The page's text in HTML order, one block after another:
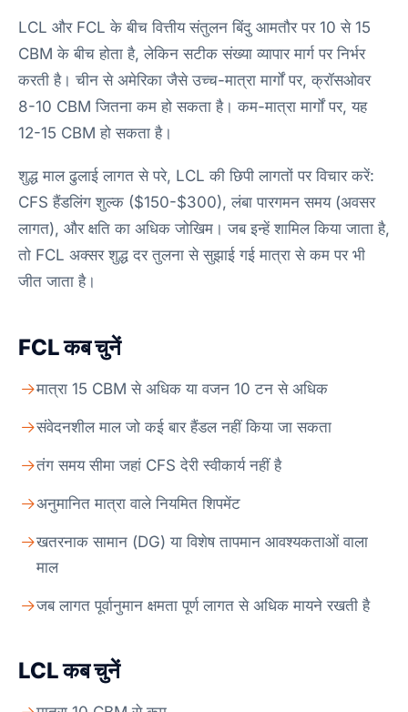
LCL और FCL के बीच वित्तीय संतुलन बिंदु आमतौर पर 10 से 15
CBM के बीच होता है, लेकिन सटीक संख्या व्यापार मार्ग पर निर्भर
करती है। चीन से अमेरिका जैसे उच्च-मात्रा मार्गों पर, क्रॉसओवर
8-10 CBM जितना कम हो सकता है। कम-मात्रा मार्गों पर, यह
12-15 CBM हो सकता है।
शुद्ध माल ढुलाई लागत से परे, LCL की छिपी लागतों पर विचार करें:
CFS हैंडलिंग शुल्क ($150-$300), लंबा पारगमन समय (अवसर
लागत), और क्षति का अधिक जोखिम। जब इन्हें शामिल किया जाता है,
तो FCL अक्सर शुद्ध दर तुलना से सुझाई गई मात्रा से कम पर भी
जीत जाता है।
FCL कब चुनें
मात्रा 15 CBM से अधिक या वजन 10 टन से अधिक
संवेदनशील माल जो कई बार हैंडल नहीं किया जा सकता
तंग समय सीमा जहां CFS देरी स्वीकार्य नहीं है
अनुमानित मात्रा वाले नियमित शिपमेंट
खतरनाक सामान (DG) या विशेष तापमान आवश्यकताओं वाला
माल
जब लागत पूर्वानुमान क्षमता पूर्ण लागत से अधिक मायने रखती है
LCL कब चुनें